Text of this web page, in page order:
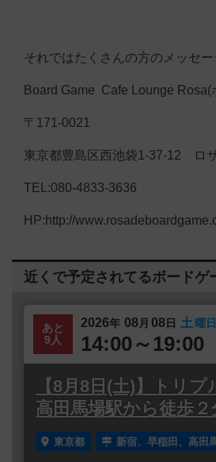
それではたくさんの方のメッセ
Board Game Cafe Lounge
〒171-0021
東京都豊島区西池袋1-37-12 ロ
TEL:080-4833-3636
HP:http://
近くで予定されてるボードゲ
あと
9人
2026年 08 月 08日 土曜日
14:00～19:00
【8月8日(土)】トリ
高田馬場駅から徒歩２
東京都 新宿、早稲田、高田